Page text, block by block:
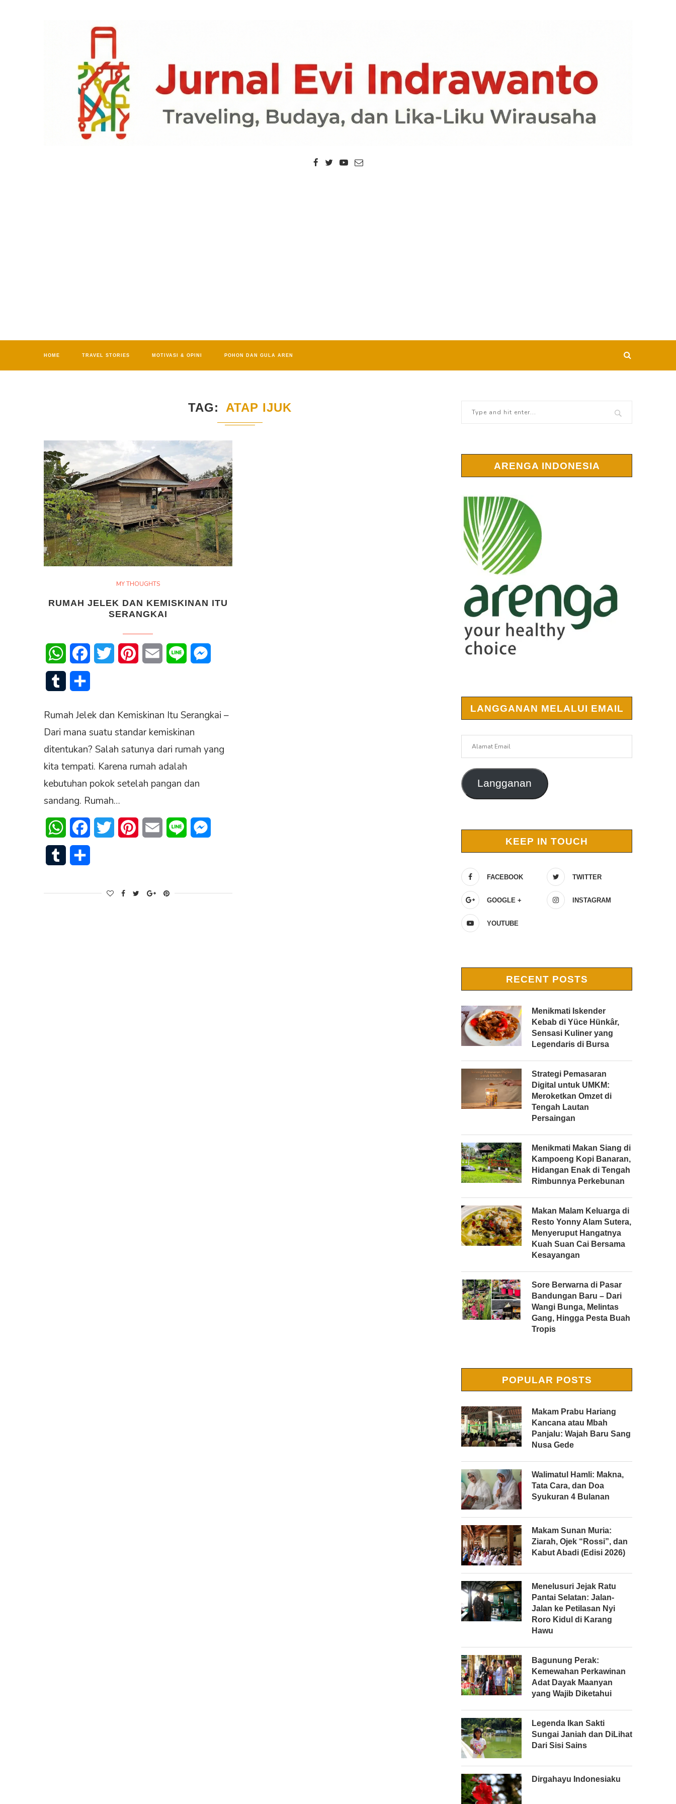
HOME TRAVEL STORIES MOTIVASI & OPINI POHON DAN GULA AREN
TAG ATAP IJUK
MY THOUGHTS
RUMAH JELEK DAN KEMISKINAN ITU
SERANGKAI
WhatsAppFacebookTwitter PinterestEmail Line
Tumblr
Rumah Jelek dan Kemiskinan Itu Serangkai –
Dari mana suatu standar kemiskinan
ditentukan? Salah satunya dari rumah yang
kita tempati. Karena rumah adalah
kebutuhan pokok setelah pangan dan
sandang. Rumah…
WhatsAppFacebookTwitter PinterestEmail Line
Tumblr
ARENGA INDONESIA
LANGGANAN MELALUI EMAIL
Langganan
KEEP IN TOUCH
FACEBOOK TWITTER
GOOGLE + INSTAGRAM
YOUTUBE
RECENT POSTS
Menikmati Iskender
Kebab di Yüce Hünkâr,
Sensasi Kuliner yang
Legendaris di Bursa
Strategi Pemasaran
Digital untuk UMKM:
Meroketkan Omzet di
Tengah Lautan
Persaingan
Menikmati Makan Siang di
Kampoeng Kopi Banaran,
Hidangan Enak di Tengah
Rimbunnya Perkebunan
Makan Malam Keluarga di
Resto Yonny Alam Sutera,
Menyeruput Hangatnya
Kuah Suan Cai Bersama
Kesayangan
Sore Berwarna di Pasar
Bandungan Baru – Dari
Wangi Bunga, Melintas
Gang, Hingga Pesta Buah
Tropis
POPULAR POSTS
Makam Prabu Hariang
Kancana atau Mbah
Panjalu: Wajah Baru Sang
Nusa Gede
Walimatul Hamli: Makna,
Tata Cara, dan Doa
Syukuran 4 Bulanan
Makam Sunan Muria:
Ziarah, Ojek “Rossi”, dan
Kabut Abadi (Edisi 2026)
Menelusuri Jejak Ratu
Pantai Selatan: Jalan-
Jalan ke Petilasan Nyi
Roro Kidul di Karang
Hawu
Bagunung Perak:
Kemewahan Perkawinan
Adat Dayak Maanyan
yang Wajib Diketahui
Legenda Ikan Sakti
Sungai Janiah dan DiLihat
Dari Sisi Sains
Dirgahayu Indonesiaku